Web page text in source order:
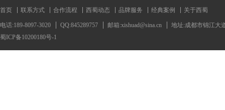
首页 联系方式 合作流程 西蜀动态 品牌服务 经典案例 关于西蜀
电话:189-8097-3020 QQ:845289757 邮箱:xishuad@sina.cn
地址:成都市锦江大
蜀ICP备10200180号-1